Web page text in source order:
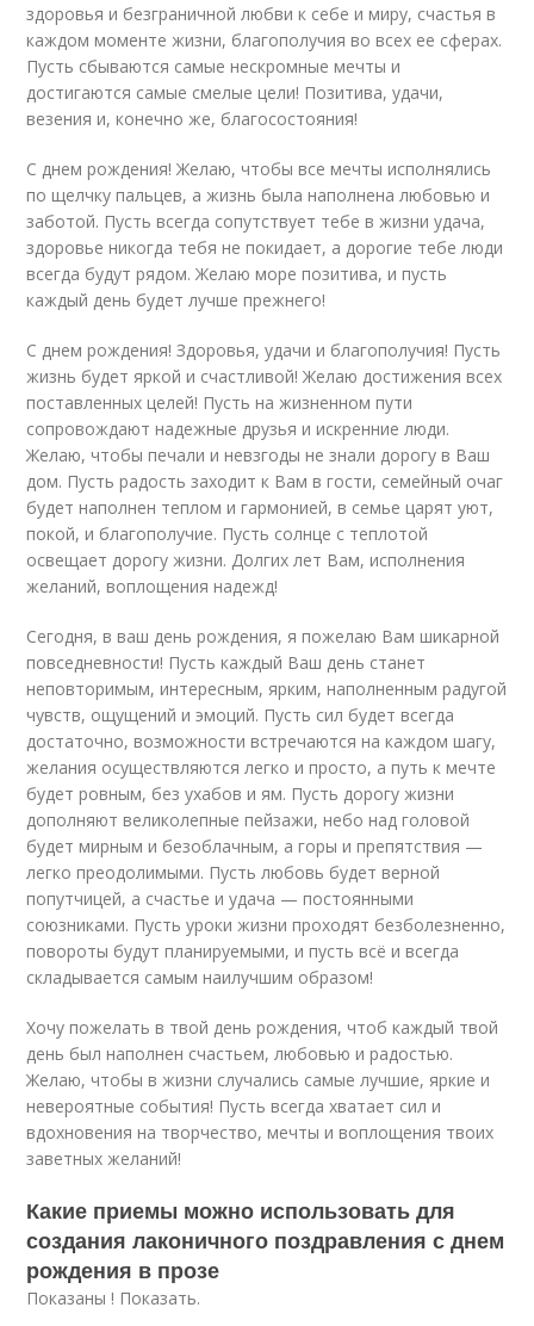
здоровья и безграничной любви к себе и миру, счастья в
каждом моменте жизни, благополучия во всех ее сферах.
Пусть сбываются самые нескромные мечты и
достигаются самые смелые цели! Позитива, удачи,
везения и, конечно же, благосостояния!
С днем рождения! Желаю, чтобы все мечты исполнялись
по щелчку пальцев, а жизнь была наполнена любовью и
заботой. Пусть всегда сопутствует тебе в жизни удача,
здоровье никогда тебя не покидает, а дорогие тебе люди
всегда будут рядом. Желаю море позитива, и пусть
каждый день будет лучше прежнего!
С днем рождения! Здоровья, удачи и благополучия! Пусть
жизнь будет яркой и счастливой! Желаю достижения всех
поставленных целей! Пусть на жизненном пути
сопровождают надежные друзья и искренние люди.
Желаю, чтобы печали и невзгоды не знали дорогу в Ваш
дом. Пусть радость заходит к Вам в гости, семейный очаг
будет наполнен теплом и гармонией, в семье царят уют,
покой, и благополучие. Пусть солнце с теплотой
освещает дорогу жизни. Долгих лет Вам, исполнения
желаний, воплощения надежд!
Сегодня, в ваш день рождения, я пожелаю Вам шикарной
повседневности! Пусть каждый Ваш день станет
неповторимым, интересным, ярким, наполненным радугой
чувств, ощущений и эмоций. Пусть сил будет всегда
достаточно, возможности встречаются на каждом шагу,
желания осуществляются легко и просто, а путь к мечте
будет ровным, без ухабов и ям. Пусть дорогу жизни
дополняют великолепные пейзажи, небо над головой
будет мирным и безоблачным, а горы и препятствия —
легко преодолимыми. Пусть любовь будет верной
попутчицей, а счастье и удача — постоянными
союзниками. Пусть уроки жизни проходят безболезненно,
повороты будут планируемыми, и пусть всё и всегда
складывается самым наилучшим образом!
Хочу пожелать в твой день рождения, чтоб каждый твой
день был наполнен счастьем, любовью и радостью.
Желаю, чтобы в жизни случались самые лучшие, яркие и
невероятные события! Пусть всегда хватает сил и
вдохновения на творчество, мечты и воплощения твоих
заветных желаний!
Какие приемы можно использовать для
создания лаконичного поздравления с днем
рождения в прозе
Показаны ! Показать.